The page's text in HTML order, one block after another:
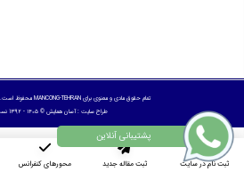
تمام حقوق مادی و معنوی برای MANCONG-TEHRAN محفوظ است. © ۱۴۰۵
طراح سایت :آسان همایش © ۱۴۰۵ - 1392 نسخه 9.00
ثبت نام در سایت ثبت مقاله جدید محورهای کنفرانس